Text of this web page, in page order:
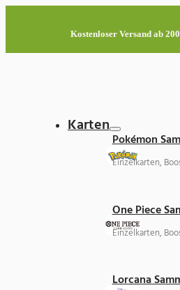
Kostenloser Versand ab
Karten
Pokémon
Einzelkarten,
One Piece
Einzelkarten,
Lorcana